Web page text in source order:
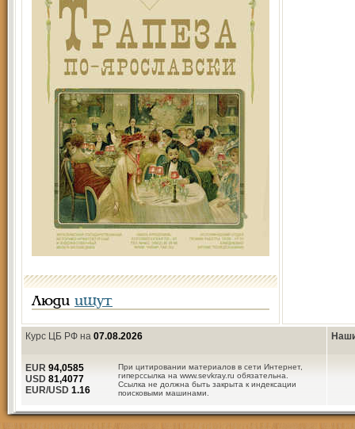
Люди ищут
Курс ЦБ РФ на 07.08.2026
При цитировании материалов в сети Интернет,
гиперссылка на www.sevkray.ru обязательна.
Ссылка не должна быть закрыта к индексации
поисковыми машинами.
EUR 94,0585
USD 81,4077
EUR/USD 1.16